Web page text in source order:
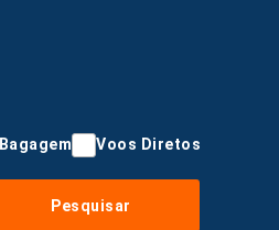
Bagagem Voos Diretos
Pesquisar